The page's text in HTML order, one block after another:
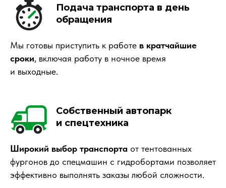
Подача транспорта в день
обращения
Мы готовы приступить к работе в кратчайшие
сроки, включая работу в ночное время
и выходные.
Собственный автопарк
и спецтехника
Широкий выбор транспорта от тентованных
фургонов до спецмашин с гидробортами позволяет
эффективно выполнять заказы любой сложности.